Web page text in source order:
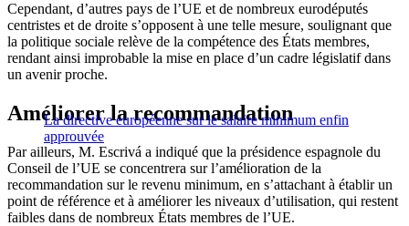
Cependant, d’autres pays de l’UE et de nombreux eurodéputés
centristes et de droite s’opposent à une telle mesure, soulignant que
la politique sociale relève de la compétence des États membres,
rendant ainsi improbable la mise en place d’un cadre législatif dans
un avenir proche.
La directive européenne sur le salaire minimum enfin
approuvée
Améliorer la recommandation
Par ailleurs, M. Escrivá a indiqué que la présidence espagnole du
Conseil de l’UE se concentrera sur l’amélioration de la
recommandation sur le revenu minimum, en s’attachant à établir un
point de référence et à améliorer les niveaux d’utilisation, qui restent
faibles dans de nombreux États membres de l’UE.